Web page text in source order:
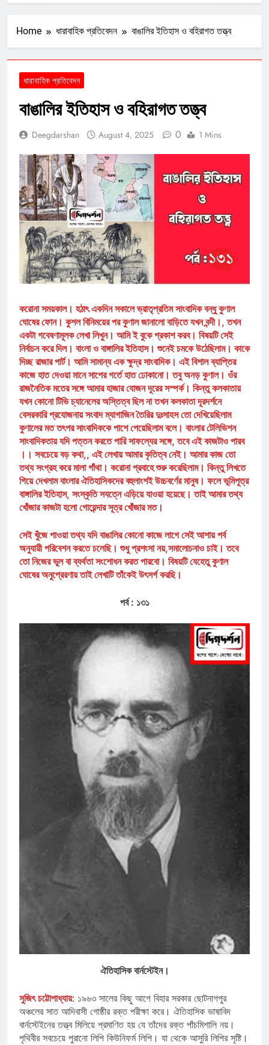
Home ধারাবাহিক প্রতিবেদন বাঙালির ইতিহাস ও বহিরাগত তত্ত্ব
ধারাবাহিক প্রতিবেদন
বাঙালির ইতিহাস ও বহিরাগত তত্ত্ব
Deegdarshan August 4, 2025 0 1 Mins
করোনা সময়কাল। হঠাৎ একদিন সকালে ভ্রাতৃপ্রতিম সাংবাদিক বন্ধু কুণাল
ঘোষের ফোন। কুশল বিনিময়ের পর কুণাল জানালো বাড়িতে যখন বন্দী।, তখন
একটা গবেষণামূলক লেখা লিখুন। আমি ই বুকে প্রকাশ করব। বিষয়টি সেই
নির্বাচন করে দিল। বাংলা ও বাঙ্গালির ইতিহাস। শুনেই চমকে উঠেছিলাম। কাকে
দিচ্ছ রাজার পার্ট। আমি সামান্য এক ক্ষুদ্র সাংবাদিক। এই বিশাল ব্যাপ্তির
কাজে হাত দেওয়া মানে সাপের গর্তে হাত ঢোকানো। তবু অনড় কুণাল। ওঁর
রাজনৈতিক মতের সঙ্গে আমার হাজার যোজন দূরের সস্পর্ক। কিন্তু কলকাতায়
যখন কোনো টিভি চ্যানেলের অস্তিত্ব ছিল না তখন কলকাতা দূরদর্শনে
বেসরকারি প্রযোজনায় সংবাদ ম্যাগাজিন তৈরির দুঃসাহস তো দেখিয়েছিলাম
কুণালের মত তৎপর সাংবাদিককে পাশে পেয়েছিলাম বলে। বাংলার টেলিভিশন
সাংবাদিকতায় যদি পত্তন করতে পারি সাফল্যের সঙ্গে, তবে এই কাজটাও পারব
।। সবচেয়ে বড় কথা,, এই লেখায় আমার কৃতিত্ব নেই। আমার কাজ তো
তথ্য সংগ্রহ করে মালা গাঁথা। করোনা প্রবাহে শুরু করেছিলাম। কিন্তু লিখতে
গিয়ে দেখলাম বাংলার ঐতিহাসিকদের বহুলাংশই উচ্চবর্ণের মানুষ। ফলে ভূমিপূত্র
বাঙ্গালির ইতিহাস, সংস্কৃতি সযত্নে এড়িয়ে যাওয়া হয়েছে। তাই আমার তথ্য
খোঁজার কাজটা হলো গোয়েন্দার সূত্র খোঁজার মত।
সেই খুঁজে পাওয়া তথ্য যদি বাঙালির কোনো কাজে লাগে সেই আশায় পর্ব
অনুযায়ী পরিবেশন করতে চলেছি। শুধু প্রশংসা নয়,সমালোচনাও চাই। তবে
তো নিজের ভুল বা ব্যর্থতা সংশোধন করত পারবো। বিষয়টি যেহেতু কুণাল
ঘোষের অনুপ্রেরণায় তাই লেখাটি তাঁকেই উৎসর্গ করছি।
পর্ব : ১৩১
ঐতিহাসিক বার্নস্টেইন।
সুজিৎ চট্টোপাধ্যায়: ১৯৬৩ সালের কিছু আগে বিহার সরকার ছোটনাগপুর
অঞ্চলের সাত আদিবাসী গোষ্ঠীর রক্ত পরীক্ষা করে। ঐতিহাসিক ভাষাবিদ
বার্নস্টেইনের তত্ত্ব মিলিয়ে প্রমাণিত হয় যে তাঁদের রক্ত পাঁচমিশালি নয়।
পৃথিবীর সবচেয়ে পুরানো লিপি কিউনিফর্ম লিপি। যা থেকে আসুরি লিপির সৃষ্টি।